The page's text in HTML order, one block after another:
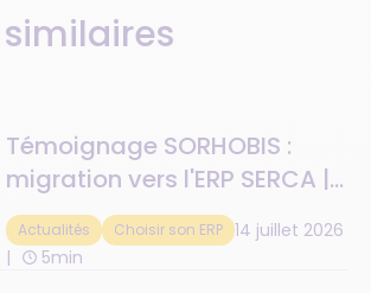
Témoignage SORHOBIS :
migration vers l'ERP SERCA |
Orisha
Actualités Choisir son ERP 14 juillet 2026
5min